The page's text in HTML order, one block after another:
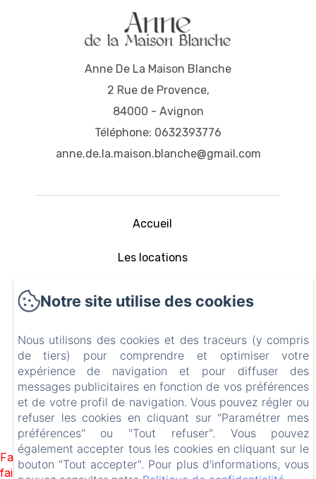
Anne De La Maison Blanche
2 Rue de Provence,
84000 - Avignon
Téléphone: 0632393776
anne.de.la.maison.blanche@gmail.com
Accueil
Les locations
Avignon
Contact
Mentions légales
Créé par Amenitiz
Failed to load BookingEngine/index: Loading chunk 1322
failed. (missing:
Notre site utilise des cookies
Nous utilisons des cookies et des traceurs (y compris
de tiers) pour comprendre et optimiser votre
expérience de navigation et pour diffuser des
messages publicitaires en fonction de vos préférences
et de votre profil de navigation. Vous pouvez régler ou
refuser les cookies en cliquant sur "Paramétrer mes
préférences" ou "Tout refuser". Vous pouvez
également accepter tous les cookies en cliquant sur le
bouton "Tout accepter". Pour plus d'informations, vous